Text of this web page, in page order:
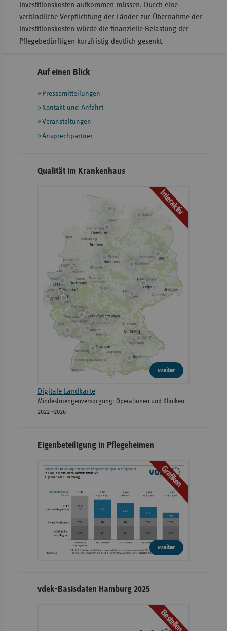
Investitionskosten aufkommen müssen. Durch eine
verbindliche Verpflichtung der Länder zur Übernahme der
Investitionskosten würde die finanzielle Belastung der
Pflegebedürftigen kurzfristig deutlich gesenkt.
Seitennavigation
Seitenleiste
weiteren
Informationen
Auf einen Blick
Pressemitteilungen
Kontakt und Anfahrt
Veranstaltungen
Ansprechpartner
Qualität im Krankenhaus
Interaktiv
weiter
Digitale Landkarte
Mindestmengenversorgung: Operationen und Kliniken
2022 -2026
Eigenbeteiligung in Pflegeheimen
Grafiken
weiter
vdek-Basisdaten Hamburg 2025
Bestellen